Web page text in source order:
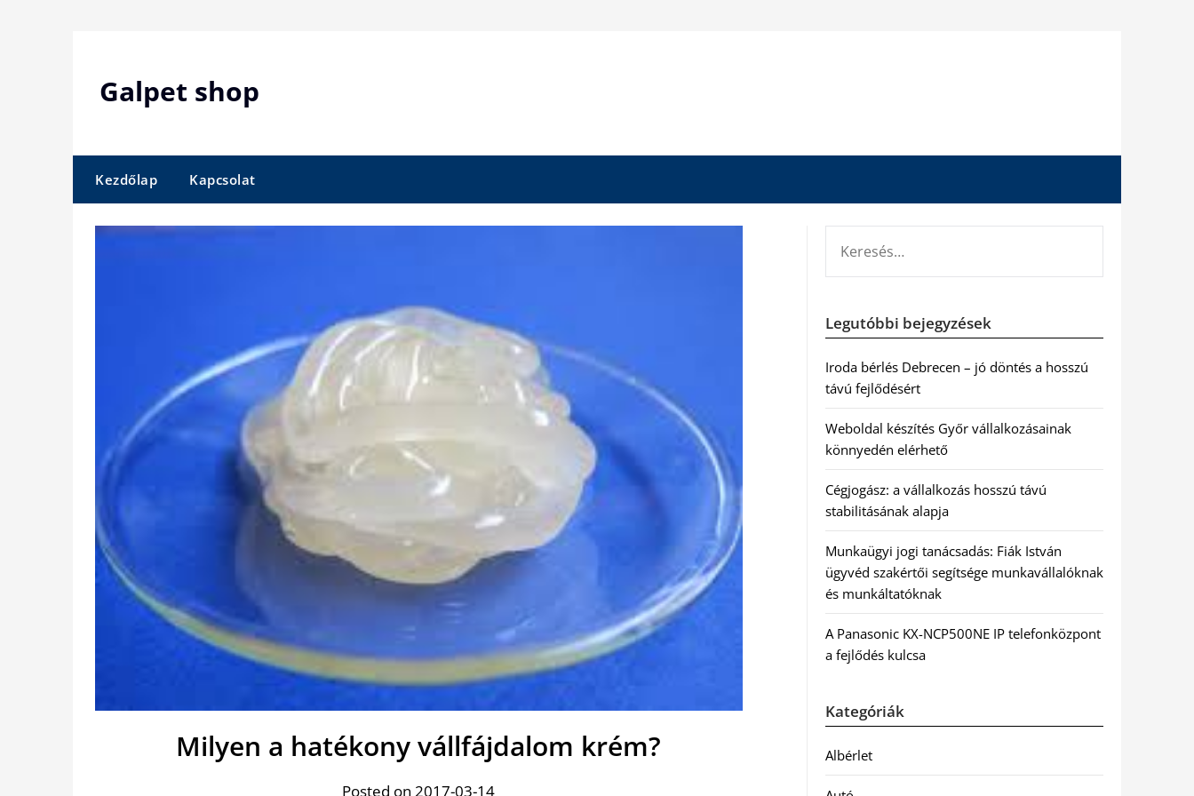
Galpet shop
Kezdőlap Kapcsolat
Milyen a hatékony vállfájdalom krém?
Posted on 2017-03-14
Legutóbbi bejegyzések
Iroda bérlés Debrecen – jó döntés a hosszú
távú fejlődésért
Weboldal készítés Győr vállalkozásainak
könnyedén elérhető
Cégjogász: a vállalkozás hosszú távú
stabilitásának alapja
Munkaügyi jogi tanácsadás: Fiák István
ügyvéd szakértői segítsége munkavállalóknak
és munkáltatóknak
A Panasonic KX-NCP500NE IP telefonközpont
a fejlődés kulcsa
Kategóriák
Albérlet